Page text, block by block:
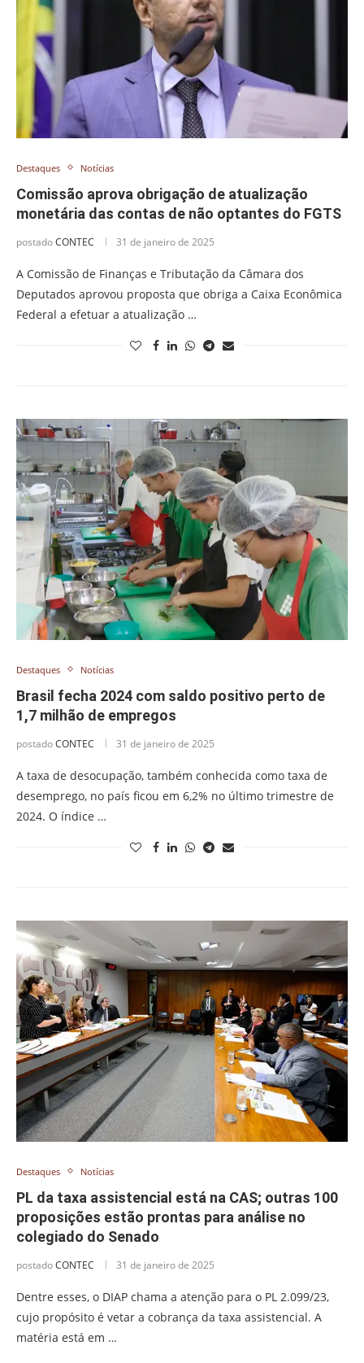
Destaques Notícias
Comissão aprova obrigação de atualização
monetária das contas de não optantes do FGTS
postadoCONTEC 31 de janeiro de 2025
A Comissão de Finanças e Tributação da Câmara dos
Deputados aprovou proposta que obriga a Caixa Econômica
Federal a efetuar a atualização …
Destaques Notícias
Brasil fecha 2024 com saldo positivo perto de
1,7 milhão de empregos
postadoCONTEC 31 de janeiro de 2025
A taxa de desocupação, também conhecida como taxa de
desemprego, no país ficou em 6,2% no último trimestre de
2024. O índice …
Destaques Notícias
PL da taxa assistencial está na CAS; outras 100
proposições estão prontas para análise no
colegiado do Senado
postadoCONTEC 31 de janeiro de 2025
Dentre esses, o DIAP chama a atenção para o PL 2.099/23,
cujo propósito é vetar a cobrança da taxa assistencial. A
matéria está em …